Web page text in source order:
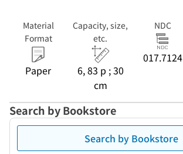
Material
Format
Paper
Capacity, size,
etc.
6, 83 p ; 30
cm
NDC
017.7124
Search by Bookstore
Search by Bookstore